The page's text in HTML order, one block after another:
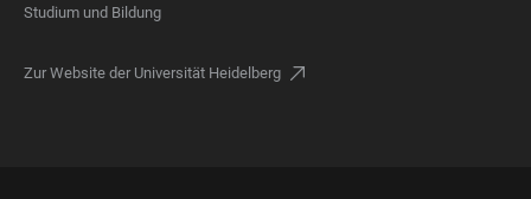
Studium und Bildung
Zur Website der Universität Heidelberg